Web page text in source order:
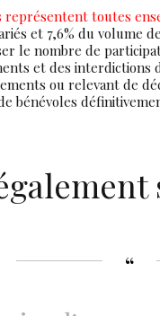
représentent toutes
et 7,6% du
le nombre de
et des interdictions
ou relevant de
bénévoles